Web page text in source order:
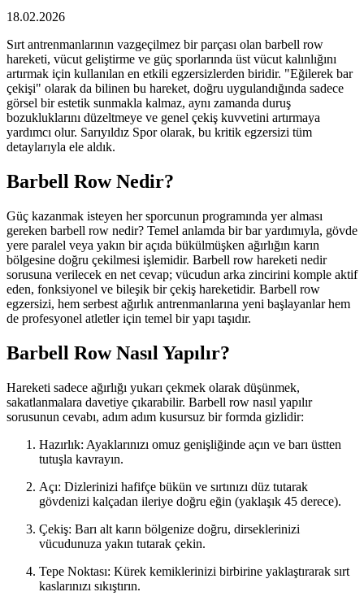
18.02.2026
Sırt antrenmanlarının vazgeçilmez bir parçası olan barbell row
hareketi, vücut geliştirme ve güç sporlarında üst vücut kalınlığını
artırmak için kullanılan en etkili egzersizlerden biridir. "Eğilerek bar
çekişi" olarak da bilinen bu hareket, doğru uygulandığında sadece
görsel bir estetik sunmakla kalmaz, aynı zamanda duruş
bozukluklarını düzeltmeye ve genel çekiş kuvvetini artırmaya
yardımcı olur. Sarıyıldız Spor olarak, bu kritik egzersizi tüm
detaylarıyla ele aldık.
Barbell Row Nedir?
Güç kazanmak isteyen her sporcunun programında yer alması
gereken barbell row nedir? Temel anlamda bir bar yardımıyla, gövde
yere paralel veya yakın bir açıda bükülmüşken ağırlığın karın
bölgesine doğru çekilmesi işlemidir. Barbell row hareketi nedir
sorusuna verilecek en net cevap; vücudun arka zincirini komple aktif
eden, fonksiyonel ve bileşik bir çekiş hareketidir. Barbell row
egzersizi, hem serbest ağırlık antrenmanlarına yeni başlayanlar hem
de profesyonel atletler için temel bir yapı taşıdır.
Barbell Row Nasıl Yapılır?
Hareketi sadece ağırlığı yukarı çekmek olarak düşünmek,
sakatlanmalara davetiye çıkarabilir. Barbell row nasıl yapılır
sorusunun cevabı, adım adım kusursuz bir formda gizlidir:
Hazırlık: Ayaklarınızı omuz genişliğinde açın ve barı üstten
tutuşla kavrayın.
Açı: Dizlerinizi hafifçe bükün ve sırtınızı düz tutarak
gövdenizi kalçadan ileriye doğru eğin (yaklaşık 45 derece).
Çekiş: Barı alt karın bölgenize doğru, dirseklerinizi
vücudunuza yakın tutarak çekin.
Tepe Noktası: Kürek kemiklerinizi birbirine yaklaştırarak sırt
kaslarınızı sıkıştırın.